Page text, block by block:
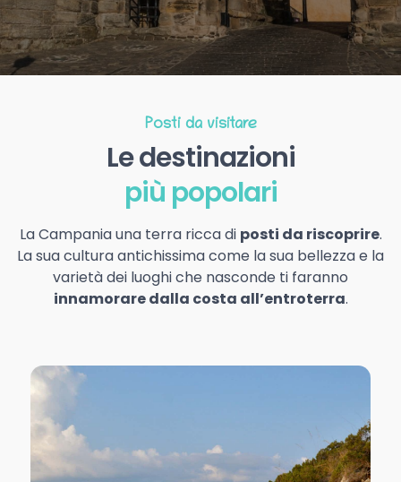
Posti da visitare
Le destinazioni
più popolari
La Campania una terra ricca di posti da riscoprire.
La sua cultura antichissima come la sua bellezza e la
varietà dei luoghi che nasconde ti faranno
innamorare dalla costa all’entroterra.